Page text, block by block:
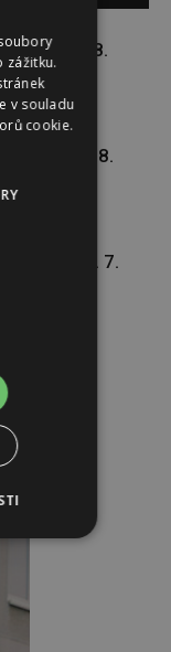
3. 8. – 9. 8.
27. 7. – 2. 8.
20. 7. – 26. 7.
zážitku.
v souladu
cookie.